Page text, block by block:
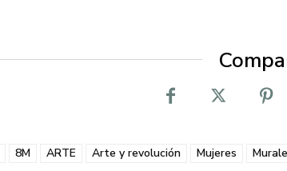
8M ARTE Arte y revolución Mujeres